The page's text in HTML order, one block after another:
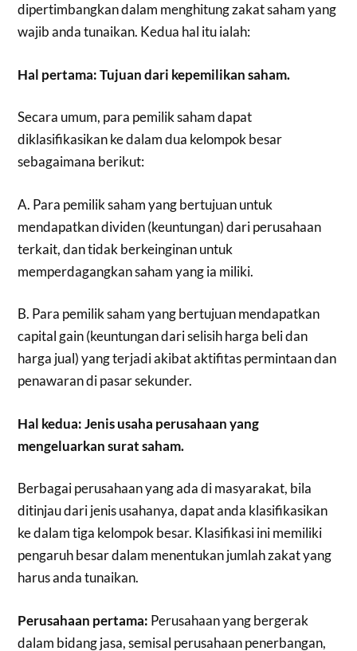
dipertimbangkan dalam menghitung zakat saham yang
wajib anda tunaikan. Kedua hal itu ialah:
Hal pertama: Tujuan dari kepemilikan saham.
Secara umum, para pemilik saham dapat
diklasifikasikan ke dalam dua kelompok besar
sebagaimana berikut:
A. Para pemilik saham yang bertujuan untuk
mendapatkan dividen (keuntungan) dari perusahaan
terkait, dan tidak berkeinginan untuk
memperdagangkan saham yang ia miliki.
B. Para pemilik saham yang bertujuan mendapatkan
capital gain (keuntungan dari selisih harga beli dan
harga jual) yang terjadi akibat aktifitas permintaan dan
penawaran di pasar sekunder.
Hal kedua: Jenis usaha perusahaan yang
mengeluarkan surat saham.
Berbagai perusahaan yang ada di masyarakat, bila
ditinjau dari jenis usahanya, dapat anda klasifikasikan
ke dalam tiga kelompok besar. Klasifikasi ini memiliki
pengaruh besar dalam menentukan jumlah zakat yang
harus anda tunaikan.
Perusahaan pertama: Perusahaan yang bergerak
dalam bidang jasa, semisal perusahaan penerbangan,